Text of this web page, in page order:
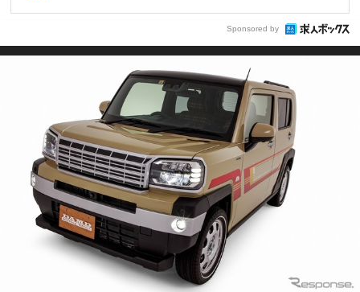
Sponsored by